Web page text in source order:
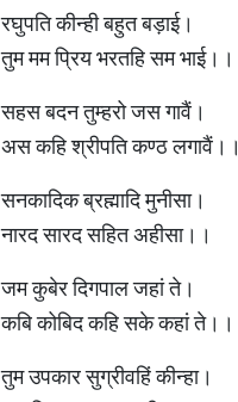
रघुपति कीन्ही बहुत बड़ाई।
तुम मम प्रिय भरतहि सम भाई।।
सहस बदन तुम्हरो जस गावैं।
अस कहि श्रीपति कण्ठ लगावैं।।
सनकादिक ब्रह्मादि मुनीसा।
नारद सारद सहित अहीसा।।
जम कुबेर दिगपाल जहां ते।
कबि कोबिद कहि सके कहां ते।।
तुम उपकार सुग्रीवहिं कीन्हा।